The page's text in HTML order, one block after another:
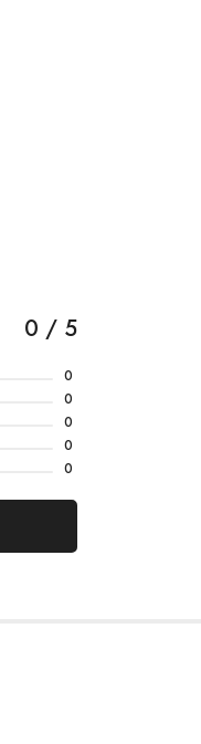
0 / 5
0
0
0
0
0